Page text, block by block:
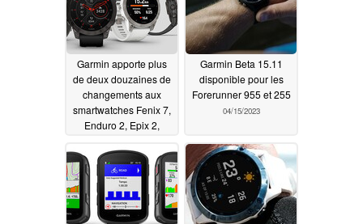
Garmin apporte plus
de deux douzaines de
changements aux
smartwatches Fenix 7,
Enduro 2, Epix 2,
avec une nouvelle
mise à jour bêta
04/19/2023
Garmin Beta 15.11
disponible pour les
Forerunner 955 et 255
04/15/2023